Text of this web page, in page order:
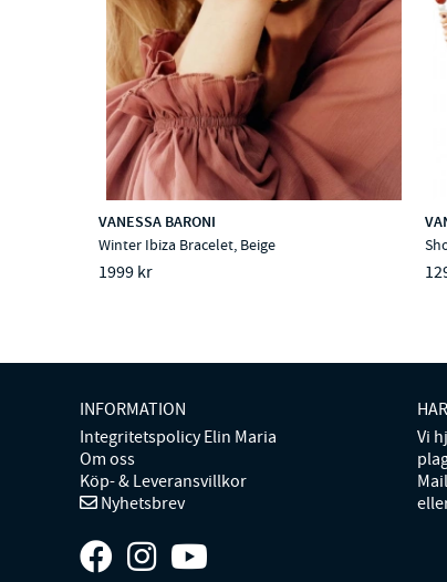
VANESSA BARONI
Winter Ibiza Bracelet, Beige
1999 kr
INFORMATION
Integritetspolicy Elin Maria
Om oss
Köp- & Leveransvillkor
Nyhetsbrev
Vi